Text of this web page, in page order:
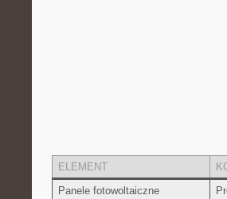
ELEMENT
Panele ​fotowoltaiczne